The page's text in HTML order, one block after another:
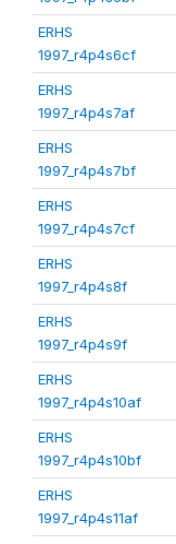
ERHS
1997_r4p4s6cf
ERHS
1997_r4p4s7af
ERHS
1997_r4p4s7bf
ERHS
1997_r4p4s7cf
ERHS
1997_r4p4s8f
ERHS
1997_r4p4s9f
ERHS
1997_r4p4s10af
ERHS
1997_r4p4s10bf
ERHS
1997_r4p4s11af